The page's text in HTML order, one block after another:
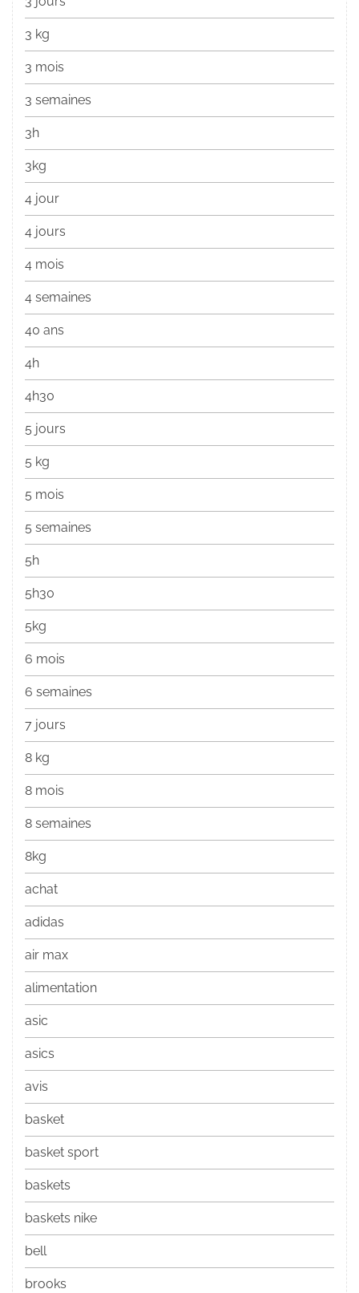
3 kg
3 mois
3 semaines
3h
3kg
4 jour
4 jours
4 mois
4 semaines
40 ans
4h
4h30
5 jours
5 kg
5 mois
5 semaines
5h
5h30
5kg
6 mois
6 semaines
7 jours
8 kg
8 mois
8 semaines
8kg
achat
adidas
air max
alimentation
asic
asics
avis
basket
basket sport
baskets
baskets nike
bell
brooks